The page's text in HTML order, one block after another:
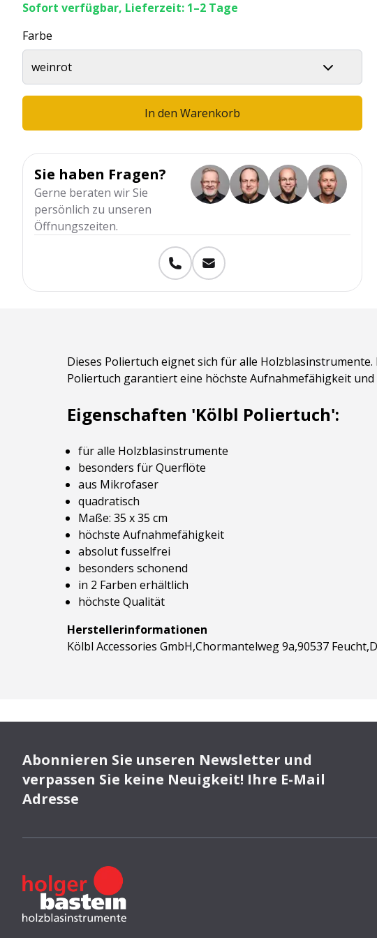
Sofort verfügbar, Lieferzeit: 1–2 Tage
Farbe
weinrot
In den Warenkorb
Sie haben Fragen?
Gerne beraten wir Sie
persönlich zu unseren
Öffnungszeiten.
Dieses Poliertuch eignet sich für alle
Poliertuch garantiert eine höchste Aufnahmefähigkeit
Eigenschaften 'Kölbl Poliertuch':
für alle Holzblasinstrumente
besonders für Querflöte
aus Mikrofaser
quadratisch
Maße: 35 x 35 cm
höchste Aufnahmefähigkeit
absolut fusselfrei
besonders schonend
in 2 Farben erhältlich
höchste Qualität
Herstellerinformationen
Kölbl Accessories GmbH,Chormantelweg 9a,90537
Abonnieren Sie unseren Newsletter und
verpassen Sie keine Neuigkeit! Ihre E-Mail
Adresse